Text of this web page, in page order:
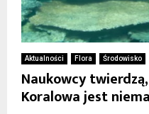
Aktualności Flora Środowisko
Naukowcy
Koralowa jest